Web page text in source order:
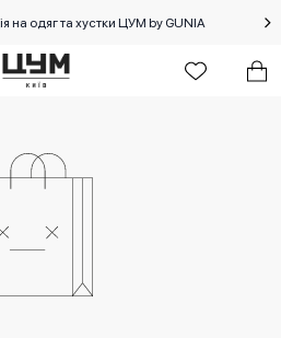
на одяг та хустки ЦУМ by GUNIA